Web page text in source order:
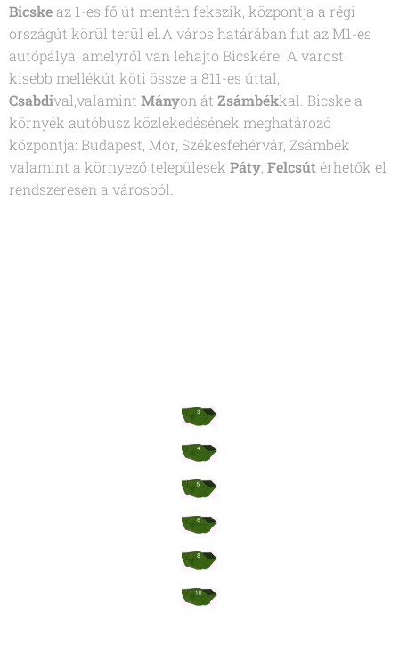
Bicske az 1-es fő út mentén fekszik, központja a régi
országút körül terül el.A város határában fut az M1-es
autópálya, amelyről van lehajtó Bicskére. A várost
kisebb mellékút köti össze a 811-es úttal,
Csabdival,valamint Mányon át Zsámbékkal. Bicske a
környék autóbusz közlekedésének meghatározó
központja: Budapest, Mór, Székesfehérvár, Zsámbék
valamint a környező települések Páty, Felcsút érhetők el
rendszeresen a városból.